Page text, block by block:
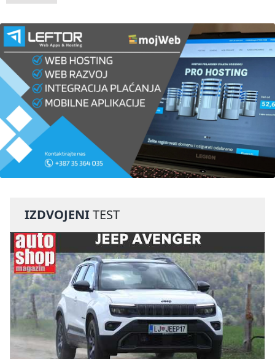
IZDVOJENITEST